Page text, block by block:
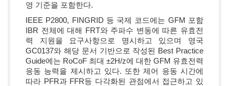
영 기준을 포함한다.
IEEE P2800, FINGRID 등 국제 코드에는 GFM 포함
IBR 전체에 대해 FRT와 주파수 변동에 따른 유효전
력 지원을 요구사항으로 명시하고 있으며 영국
GC0137와 해당 문서 기반으로 작성된 Best Practice
Guide에는 RoCoF 최대 ±2H/z에 대한 GFM 유효전력
응동 능력을 제시하고 있다. 또한 제어 응동 시간에
따라 PFR과 FFR등 다각화된 관점에서 접근하고 있